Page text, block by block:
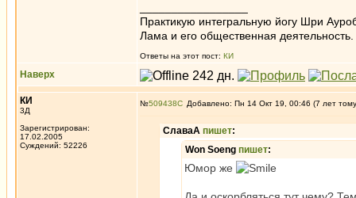
Практикую интегральную йогу Шри
Лама и его общественная деятельность.
Ответы на этот пост: КИ
Наверх
КИ
3Д
Зарегистрирован:
17.02.2005
Суждений: 52226
№509438 Добавлено: Пн 14 Окт 19, 00:46 (7 лет
СлаваА пишет:
Won Soeng пишет:
Юмор же